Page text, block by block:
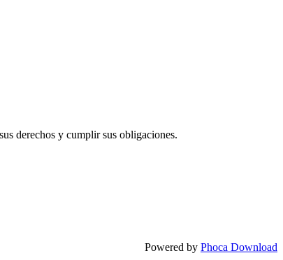
derechos y cumplir sus obligaciones.
Powered by Phoca Download